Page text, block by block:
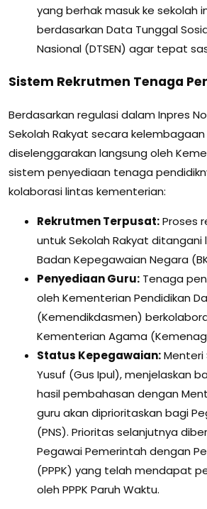
yang berhak masuk ke sekolah
berdasarkan Data Tunggal
Nasional (DTSEN) agar tepat
Sistem Rekrutmen Tenaga
Berdasarkan regulasi dalam Inpres
Sekolah Rakyat secara
diselenggarakan langsung oleh
sistem penyediaan tenaga
kolaborasi lintas kementerian:
Rekrutmen Terpusat:Proses
untuk Sekolah Rakyat ditangani
Badan Kepegawaian Negara
Penyediaan Guru: Tenaga
oleh Kementerian Pendidikan
(Kemendikdasmen)
Kementerian Agama
Status Kepegawaian:Menteri
Yusuf (Gus Ipul), menjelaskan
hasil pembahasan dengan
guru akan diprioritaskan bagi
(PNS). Prioritas selanjutnya
Pegawai Pemerintah dengan
(PPPK) yang telah mendapat
oleh PPPK Paruh Waktu.